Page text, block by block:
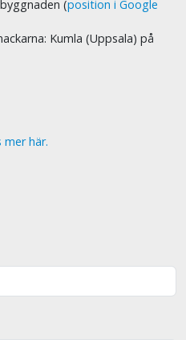
(position i Google
Kumla (Uppsala) på
mer här.